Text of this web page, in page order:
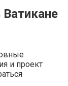
и проект